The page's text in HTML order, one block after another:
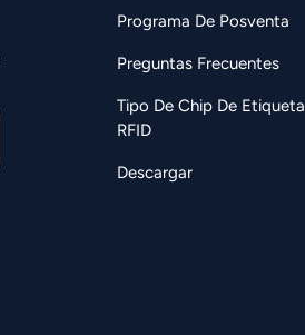
Programa De Posventa
Preguntas Frecuentes
Tipo De Chip De Etiqueta
RFID
Descargar